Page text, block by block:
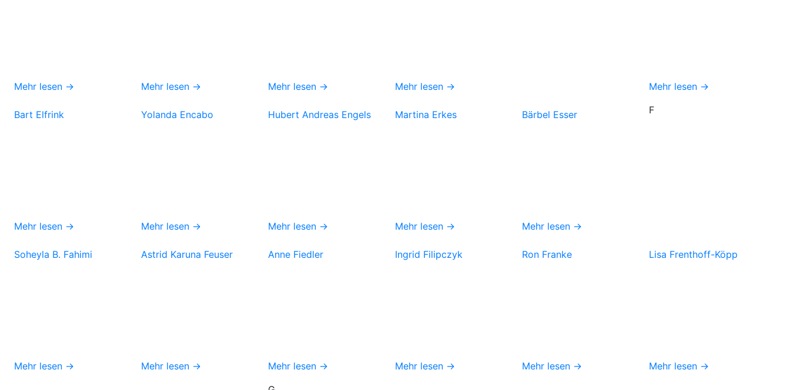
Mehr lesen → Mehr lesen → Mehr lesen → Mehr lesen → Mehr lesen →
Bart Elfrink
Mehr lesen →
Yolanda Encabo
Mehr lesen →
Hubert Andreas Engels
Mehr lesen →
Martina Erkes
Mehr lesen →
Bärbel Esser
Mehr lesen →
F
Soheyla B. Fahimi
Mehr lesen →
Astrid Karuna Feuser
Mehr lesen →
Anne Fiedler
Mehr lesen →
Ingrid Filipczyk
Mehr lesen →
Ron Franke
Mehr lesen →
Lisa Frenthoff-Köpp
Mehr lesen →